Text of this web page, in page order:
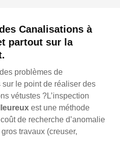
Canalisations à
partout sur la
problèmes de
le point de réaliser des
vétustes ?L’inspection
est une méthode
de recherche d’anomalie
travaux (creuser,